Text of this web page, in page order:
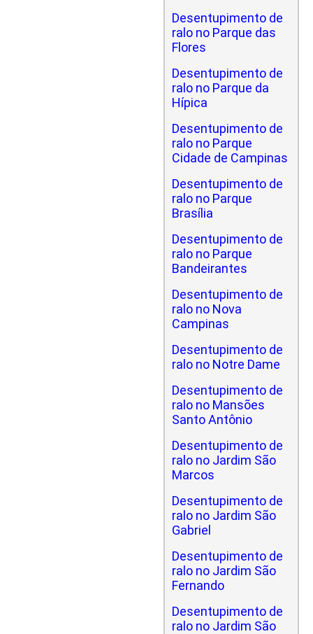
Desentupimento de
ralo no Parque das
Flores
Desentupimento de
ralo no Parque da
Hípica
Desentupimento de
ralo no Parque
Cidade de Campinas
Desentupimento de
ralo no Parque
Brasília
Desentupimento de
ralo no Parque
Bandeirantes
Desentupimento de
ralo no Nova
Campinas
Desentupimento de
ralo no Notre Dame
Desentupimento de
ralo no Mansões
Santo Antônio
Desentupimento de
ralo no Jardim São
Marcos
Desentupimento de
ralo no Jardim São
Gabriel
Desentupimento de
ralo no Jardim São
Fernando
Desentupimento de
ralo no Jardim São